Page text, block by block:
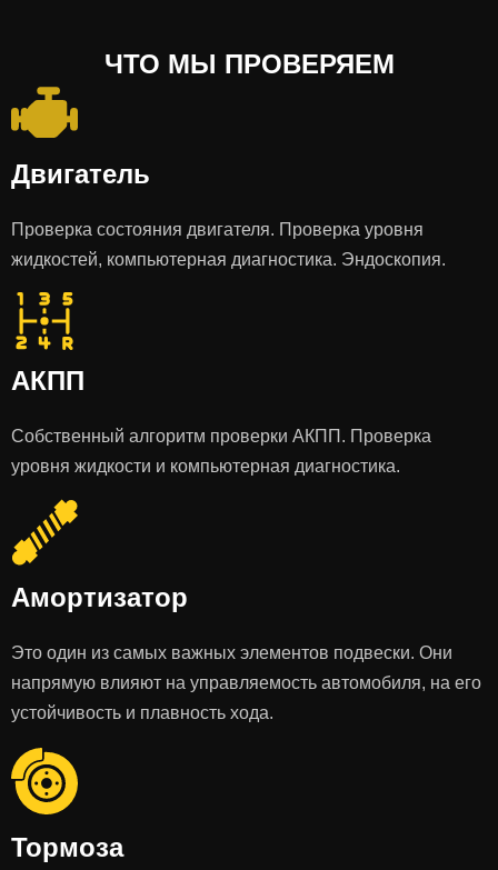
ЧТО МЫ ПРОВЕРЯЕМ
Двигатель
Проверка состояния двигателя. Проверка уровня
жидкостей, компьютерная диагностика. Эндоскопия.
АКПП
Собственный алгоритм проверки АКПП. Проверка
уровня жидкости и компьютерная диагностика.
Амортизатор
Это один из самых важных элементов подвески. Они
напрямую влияют на управляемость автомобиля, на его
устойчивость и плавность хода.
Тормоза